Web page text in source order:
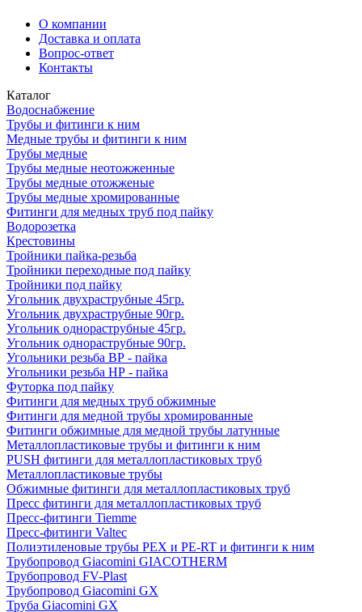
О компании
Доставка и оплата
Вопрос-ответ
Контакты
Каталог
Водоснабжение
Трубы и фитинги к ним
Медные трубы и фитинги к ним
Трубы медные
Трубы медные неотожженные
Трубы медные отожженые
Трубы медные хромированные
Фитинги для медных труб под пайку
Водорозетка
Крестовины
Тройники пайка-резьба
Тройники переходные под пайку
Тройники под пайку
Угольник двухраструбные 45гр.
Угольник двухраструбные 90гр.
Угольник однораструбные 45гр.
Угольник однораструбные 90гр.
Угольники резьба ВР - пайка
Угольники резьба НР - пайка
Футорка под пайку
Фитинги для медных труб обжимные
Фитинги для медной трубы хромированные
Фитинги обжимные для медной трубы латунные
Металлопластиковые трубы и фитинги к ним
PUSH фитинги для металлопластиковых труб
Металлопластиковые трубы
Обжимные фитинги для металлопластиковых труб
Пресс фитинги для металлопластиковых труб
Пресс-фитинги Tiemme
Пресс-фитинги Valtec
Полиэтиленовые трубы PEX и PE-RT и фитинги к ним
Трубопровод Giacomini GIACOTHERM
Трубопровод FV-Plast
Трубопровод Giacomini GX
Труба Giacomini GX